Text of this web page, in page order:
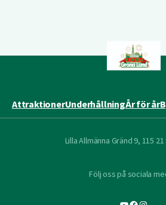
AttraktionerUnderhållningÅr för år
Lilla Allmänna Gränd 9, 115
Följ oss på sociala